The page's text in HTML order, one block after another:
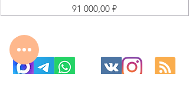
Цена
91 000,00 ₽